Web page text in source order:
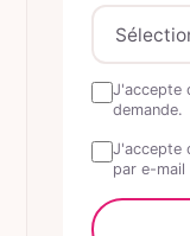
J'accepte
demande.
J'accepte
par e-